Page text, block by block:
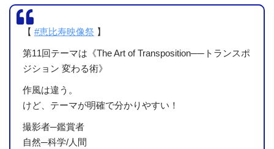
【 #恵比寿映像祭 】
第11回テーマは《The Art of Transposition──トランスポ
ジション 変わる術》
作風は違う。
けど、テーマが明確で分かりやすい！
撮影者─鑑賞者
自然─科学/人間